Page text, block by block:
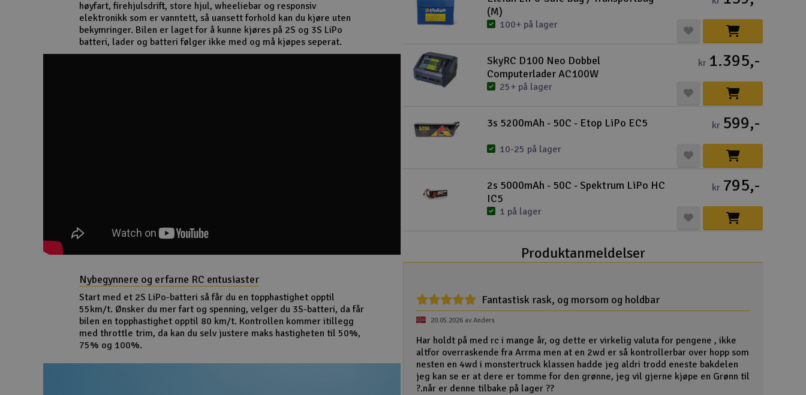
Smarthjem, lek & hobby
Solenergi
høyfart, firehjulsdrift, store hjul, wheeliebar og responsiv
elektronikk som er vanntett, så uansett forhold kan du kjøre uten
bekymringer. Bilen er laget for å kunne kjøres på 2S og 3S LiPo
batteri, lader og batteri følger ikke med og må kjøpes seperat.
Nybegynnere og erfarne RC entusiaster
Start med et 2S LiPo-batteri så får du en topphastighet opptil
55km/t. Ønsker du mer fart og spenning, velger du 3S-batteri, da får
bilen en topphastighet opptil 80 km/t. Kontrollen kommer itillegg
med throttle trim, da kan du selv justere maks hastigheten til 50%,
75% og 100%.
(M)
100+ på lager
SkyRC D100 Neo Dobbel
Computerlader AC100W
25+ på lager
kr 1.395,-
3s 5200mAh - 50C - Etop LiPo EC5
10-25 på lager
kr 599,-
2s 5000mAh - 50C - Spektrum LiPo HC
IC5
1 på lager
kr 795,-
Produktanmeldelser
Fantastisk rask, og morsom og holdbar
20.05.2026 av Anders
Har holdt på med rc i mange år, og dette er virkelig valuta for pengene , ikke
altfor overraskende fra Arrma men at en 2wd er så kontrollerbar over hopp som
nesten en 4wd i monstertruck klassen hadde jeg aldri trodd eneste bakdelen
jeg kan se er at dere er tomme for den grønne, jeg vil gjerne kjøpe en Grønn til
?.når er denne tilbake på lager ??